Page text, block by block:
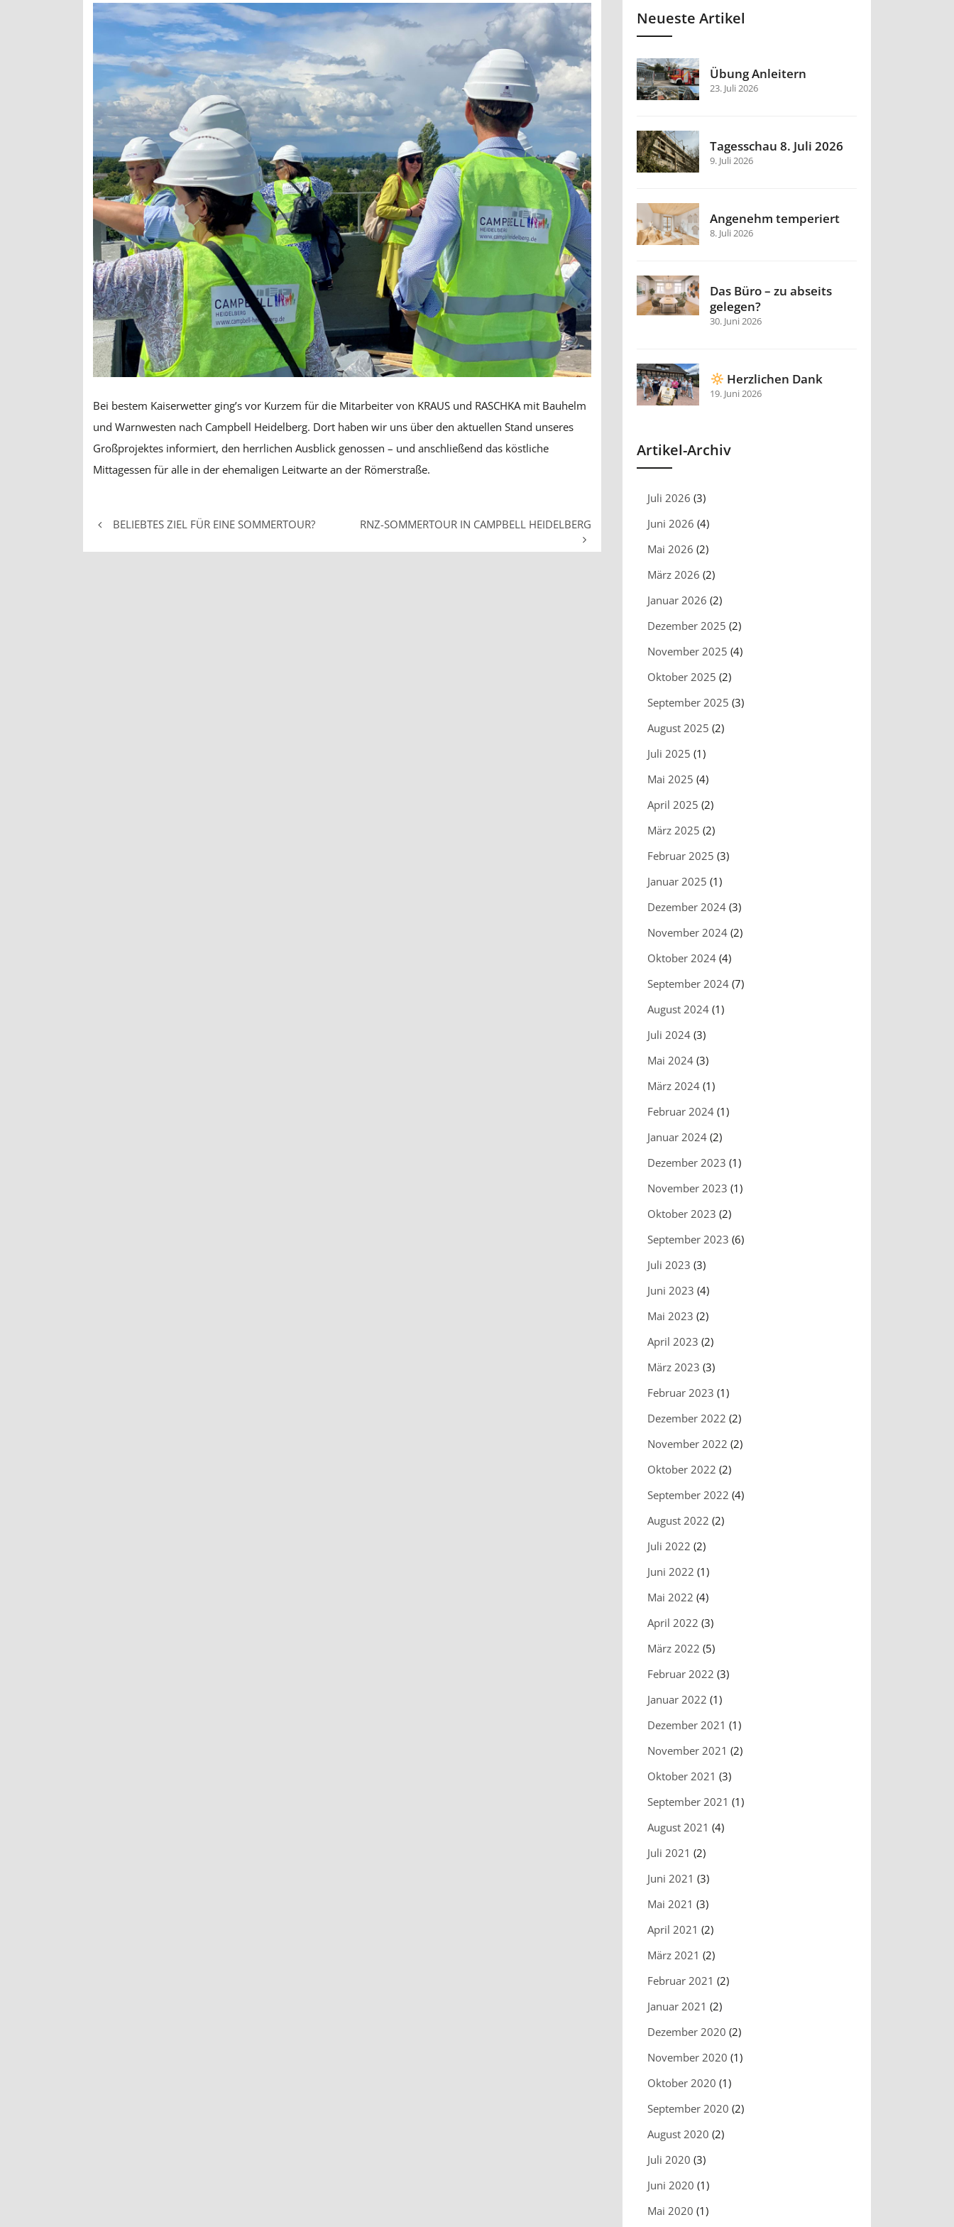
Bei bestem Kaiserwetter ging’s vor Kurzem für die Mitarbeiter von KRAUS und RASCHKA mit Bauhelm
und Warnwesten nach Campbell Heidelberg. Dort haben wir uns über den aktuellen Stand unseres
Großprojektes informiert, den herrlichen Ausblick genossen – und anschließend das köstliche
Mittagessen für alle in der ehemaligen Leitwarte an der Römerstraße.
BELIEBTES ZIEL FÜR EINE SOMMERTOUR? RNZ-SOMMERTOUR IN CAMPBELL HEIDELBERG
Neueste Artikel
Übung Anleitern
23. Juli 2026
Tagesschau 8. Juli 2026
9. Juli 2026
Angenehm temperiert
8. Juli 2026
Das Büro – zu abseits
gelegen?
30. Juni 2026
Herzlichen Dank
19. Juni 2026
Artikel-Archiv
Juli 2026 (3)
Juni 2026 (4)
Mai 2026 (2)
März 2026 (2)
Januar 2026 (2)
Dezember 2025 (2)
November 2025 (4)
Oktober 2025 (2)
September 2025 (3)
August 2025 (2)
Juli 2025 (1)
Mai 2025 (4)
April 2025 (2)
März 2025 (2)
Februar 2025 (3)
Januar 2025 (1)
Dezember 2024 (3)
November 2024 (2)
Oktober 2024 (4)
September 2024 (7)
August 2024 (1)
Juli 2024 (3)
Mai 2024 (3)
März 2024 (1)
Februar 2024 (1)
Januar 2024 (2)
Dezember 2023 (1)
November 2023 (1)
Oktober 2023 (2)
September 2023 (6)
Juli 2023 (3)
Juni 2023 (4)
Mai 2023 (2)
April 2023 (2)
März 2023 (3)
Februar 2023 (1)
Dezember 2022 (2)
November 2022 (2)
Oktober 2022 (2)
September 2022 (4)
August 2022 (2)
Juli 2022 (2)
Juni 2022 (1)
Mai 2022 (4)
April 2022 (3)
März 2022 (5)
Februar 2022 (3)
Januar 2022 (1)
Dezember 2021 (1)
November 2021 (2)
Oktober 2021 (3)
September 2021 (1)
August 2021 (4)
Juli 2021 (2)
Juni 2021 (3)
Mai 2021 (3)
April 2021 (2)
März 2021 (2)
Februar 2021 (2)
Januar 2021 (2)
Dezember 2020 (2)
November 2020 (1)
Oktober 2020 (1)
September 2020 (2)
August 2020 (2)
Juli 2020 (3)
Juni 2020 (1)
Mai 2020 (1)